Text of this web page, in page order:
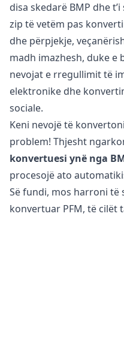
disa skedarë BMP dhe
zip të vetëm pas
dhe përpjekje,
madh imazhesh, duke e
nevojat e rregullimit të
elektronike dhe
sociale.
Keni nevojë të
problem! Thjesht
konvertuesi ynë nga
procesojë ato
Së fundi, mos harroni
konvertuar PFM, të cilët